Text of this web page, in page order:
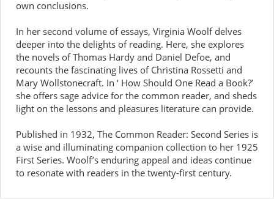
own conclusions.
In her second volume of essays, Virginia Woolf delves
deeper into the delights of reading. Here, she explores
the novels of Thomas Hardy and Daniel Defoe, and
recounts the fascinating lives of Christina Rossetti and
Mary Wollstonecraft. In ‘ How Should One Read a Book?’
she offers sage advice for the common reader, and sheds
light on the lessons and pleasures literature can provide.
Published in 1932, The Common Reader: Second Series is
a wise and illuminating companion collection to her 1925
First Series. Woolf’s enduring appeal and ideas continue
to resonate with readers in the twenty-first century.